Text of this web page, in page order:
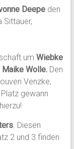
Deepeden
Sittauer,
um Wiebke
Maike Wolle.Den
Venzke,
gewann
. Diesen
2 und 3 finden